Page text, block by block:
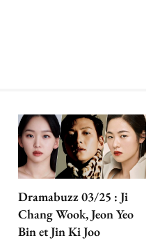
Dramabuzz 03/25 : Ji
Chang Wook, Jeon Yeo
Bin et Jin Ki Joo